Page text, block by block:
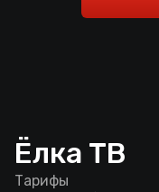
Ёлка ТВ
Тарифы